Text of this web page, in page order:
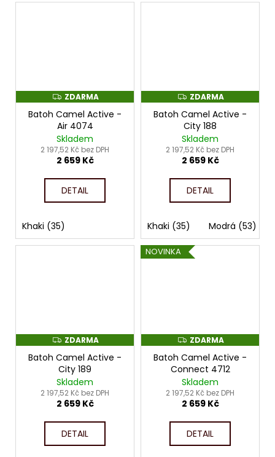
Z
D
A
R
M
A
ZDARMA
Batoh Camel Active -
Air 4074
Skladem
2 197,52 Kč bez DPH
2 659 Kč
DETAIL
Khaki (35)
Z
D
A
R
M
A
ZDARMA
Batoh Camel Active -
City 188
Skladem
2 197,52 Kč bez DPH
2 659 Kč
DETAIL
Khaki (35) Modrá (53)
Z
D
A
R
M
A
ZDARMA
Batoh Camel Active -
City 189
Skladem
2 197,52 Kč bez DPH
2 659 Kč
DETAIL
NOVINKA
Z
D
A
M
A
ZDARMA
Batoh Camel Active -
Connect 4712
Skladem
2 197,52 Kč bez DPH
2 659 Kč
DETAIL